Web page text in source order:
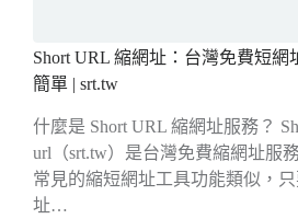
Short URL 縮網址：台灣免費短網
簡單 | srt.tw
什麼是 Short URL 縮網址服務？
url（srt.tw）是台灣免費縮網址服
常見的縮短網址工具功能類似，
址…